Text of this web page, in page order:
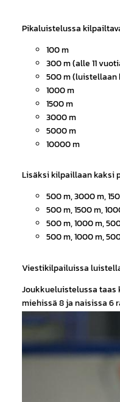
Pikaluistelussa
100 m
300 m (alle 11
500 m (luistellaan
1000 m
1500 m
3000 m
5000 m
10000 m
Lisäksi kilpaillaan kaksi
500 m, 3000 m,
500 m, 1500 m,
500 m, 1000 m,
500 m, 1000 m,
Viestikilpailuissa
Joukkueluistelussa
miehissä 8 ja naisissa 6